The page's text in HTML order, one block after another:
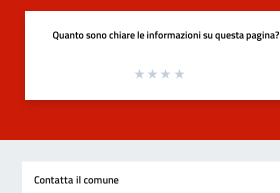
Quanto sono chiare le informazioni su questa pagina?
Contatta il comune